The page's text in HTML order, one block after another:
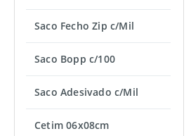
Saco Fecho Zip c/Mil
Saco Bopp c/100
Saco Adesivado c/Mil
Cetim 06x08cm